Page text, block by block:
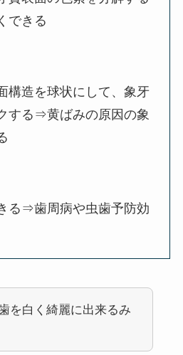
できる
構造を球状にして、象牙
する⇒黄ばみの原因の象
る⇒歯周病や虫歯予防効
を白く綺麗に出来るみ